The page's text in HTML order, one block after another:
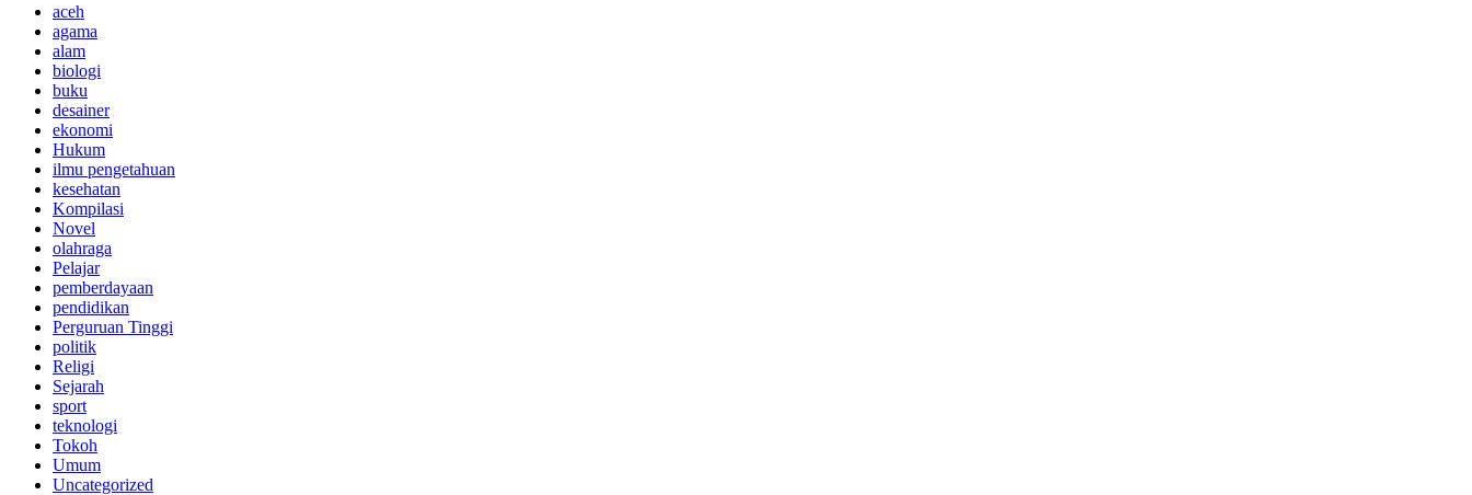
aceh
agama
alam
biologi
buku
desainer
ekonomi
Hukum
ilmu pengetahuan
kesehatan
Kompilasi
Novel
olahraga
Pelajar
pemberdayaan
pendidikan
Perguruan Tinggi
politik
Religi
Sejarah
sport
teknologi
Tokoh
Umum
Uncategorized